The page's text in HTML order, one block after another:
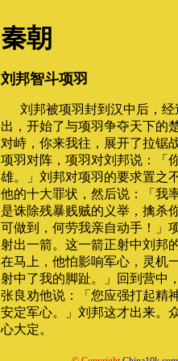
秦朝
刘邦智斗项羽
刘邦被项羽封到汉中后，
出，开始了与项羽争夺天下的
对峙，你来我往，展开了拉锯
项羽对阵，项羽对刘邦说：「
雄。」刘邦对项羽的要求置之
他的十大罪状，然后说：「我
是诛除残暴贱贼的义举，擒杀
可做到，何劳我亲自动手！」
射出一箭。这一箭正射中刘邦
在马上，他怕影响军心，灵机
射中了我的脚趾。」回到营中
张良劝他说：「您应强打起精
安定军心。」刘邦这才出来。
心大定。